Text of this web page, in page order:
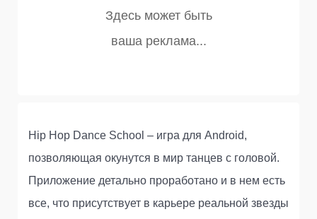
Hip Hop Dance School – игра для Android,
позволяющая окунутся в мир танцев с головой.
Приложение детально проработано и в нем есть
все, что присутствует в карьере реальной звезды